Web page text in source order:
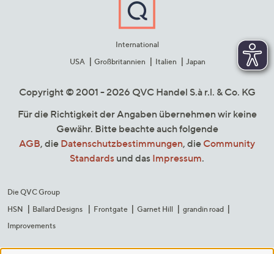
International
USA
Großbritannien Italien Japan
Copyright © 2001 - 2026 QVC Handel S.à r.l. & Co. KG
Für die Richtigkeit der Angaben übernehmen wir keine
Gewähr. Bitte beachte auch folgende
AGB, die Datenschutzbestimmungen, die Community
Standards und das Impressum.
Die QVC Group
HSN
Ballard Designs Frontgate Garnet Hill
grandin road
Improvements